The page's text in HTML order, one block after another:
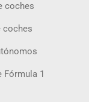
coches
coches
Fórmula 1